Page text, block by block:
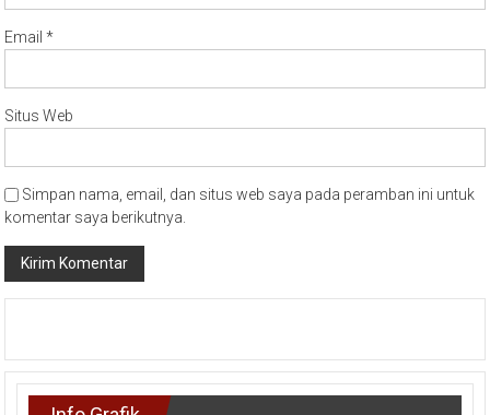
Email*
Situs Web
Simpan nama, email, dan situs web saya pada peramban ini untuk
komentar saya berikutnya.